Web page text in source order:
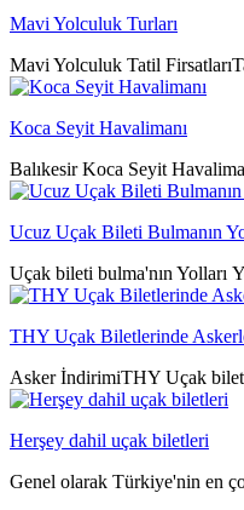
Mavi Yolculuk Turları
Mavi Yolculuk Tatil
Koca Seyit Havalimanı
Balıkesir Koca Seyit
Ucuz Uçak Bileti Bulmanın
Uçak bileti bulma'nın Yolları
THY Uçak Biletlerinde
Asker İndirimiTHY Uçak
Herşey dahil uçak biletleri
Genel olarak Türkiye'nin en